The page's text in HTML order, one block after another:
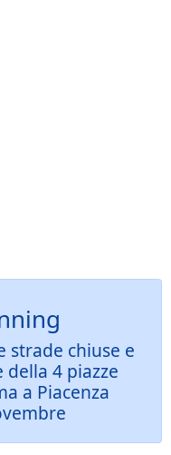
strade chiuse e
4 piazze
a Piacenza